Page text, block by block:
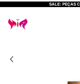
SALE: PEÇAS